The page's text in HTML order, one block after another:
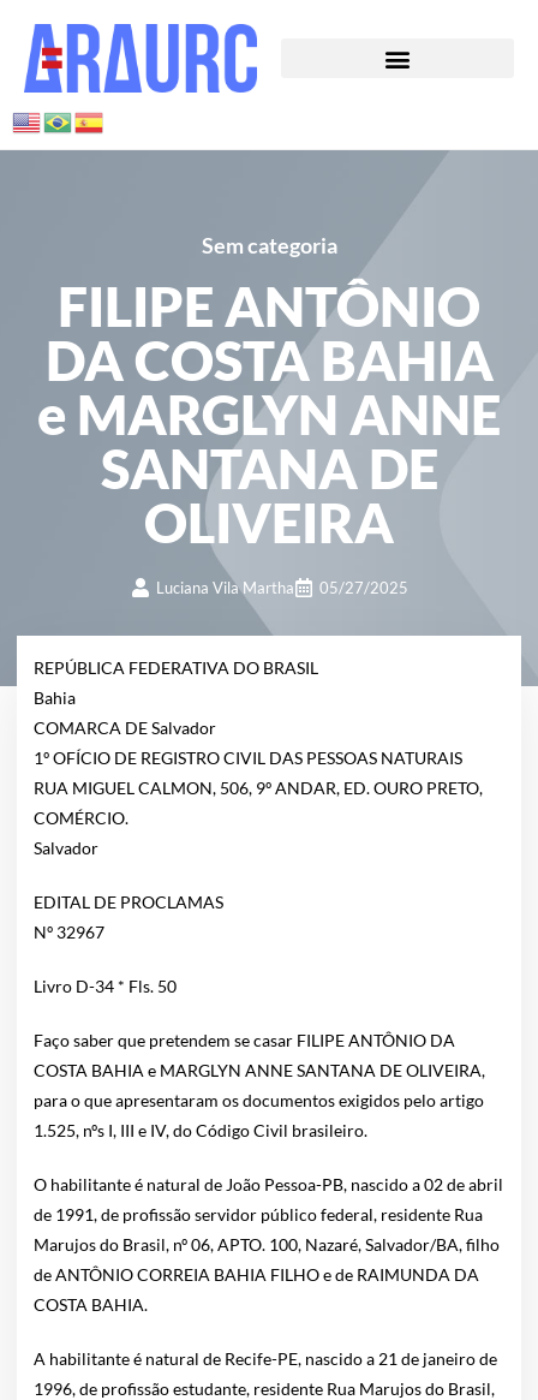
Sem categoria
FILIPE ANTÔNIO
DA COSTA BAHIA
e MARGLYN ANNE
SANTANA DE
OLIVEIRA
Luciana Vila Martha 05/27/2025
REPÚBLICA FEDERATIVA DO BRASIL
Bahia
COMARCA DE Salvador
1º OFÍCIO DE REGISTRO CIVIL DAS PESSOAS NATURAIS
RUA MIGUEL CALMON, 506, 9º ANDAR, ED. OURO PRETO,
COMÉRCIO.
Salvador
EDITAL DE PROCLAMAS
Nº 32967
Livro D-34 * Fls. 50
Faço saber que pretendem se casar FILIPE ANTÔNIO DA
COSTA BAHIA e MARGLYN ANNE SANTANA DE OLIVEIRA,
para o que apresentaram os documentos exigidos pelo artigo
1.525, nºs I, III e IV, do Código Civil brasileiro.
O habilitante é natural de João Pessoa-PB, nascido a 02 de abril
de 1991, de profissão servidor público federal, residente Rua
Marujos do Brasil, nº 06, APTO. 100, Nazaré, Salvador/BA, filho
de ANTÔNIO CORREIA BAHIA FILHO e de RAIMUNDA DA
COSTA BAHIA.
A habilitante é natural de Recife-PE, nascido a 21 de janeiro de
1996, de profissão estudante, residente Rua Marujos do Brasil,